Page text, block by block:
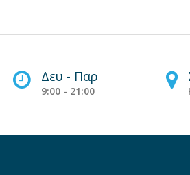
Δευ - Παρ
9:00 - 21:00